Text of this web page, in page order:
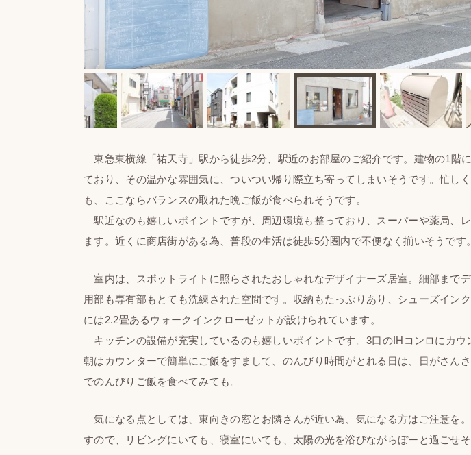
東急東横線「祐天寺」駅から徒歩2分、駅近のお部屋のご紹介です。建物の1階
ており、その温かな雰囲気に、ついつい帰り際立ち寄ってしまいそうです。忙し
も、ここならバランスの取れた晩ご飯が食べられそうです。
駅近なのも嬉しいポイントですが、周辺環境も整っており、スーパーや薬局、
ます。近くに商店街がある為、普段の生活は徒歩5分圏内で不便なく揃いそうです。
室内は、スポットライトに照らされたおしゃれなデザイナーズ居室。細部まで
用部も専有部もとても洗練された空間です。収納もたっぷりあり、シューズイン
には2.2畳あるウォークインクローゼットが設けられています。
キッチンの設備が充実しているのも嬉しいポイントです。3口のIHコンロにカウ
朝はカウンターで簡単にご飯をすまして、のんびり時間がとれる日は、日がさん
でのんびりご飯を食べてみても。
気になる点としては、東向きの窓とお隣さんが近い為、気になる方はご注意を
すので、リビングにいても、寝室にいても、太陽の光を浴びながらぼーと過ごせそ